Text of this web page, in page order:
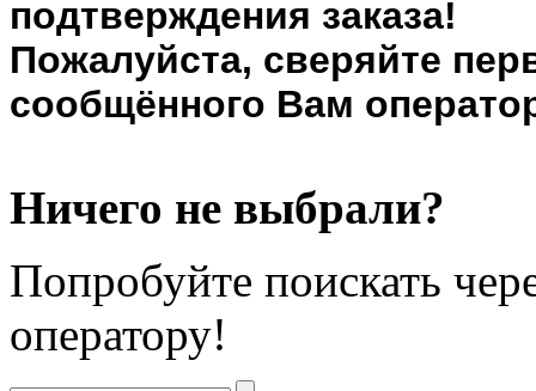
подтверждения заказа!
Пожалуйста, сверяйте
сообщённого Вам
Ничего не выбрали?
Попробуйте поискать
оператору!